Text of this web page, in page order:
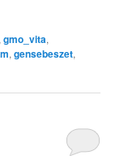
,gmo_vita,
,gensebeszet,